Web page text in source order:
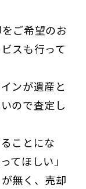
ご希望のお
スも行って
ンが遺産と
ので査定し
ことにな
てほしい」
無く、売却